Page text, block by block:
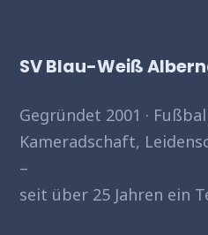
SV Blau-Weiß
Gegründet 2001 ·
Kameradschaft,
–
seit über 25 Jahren ein